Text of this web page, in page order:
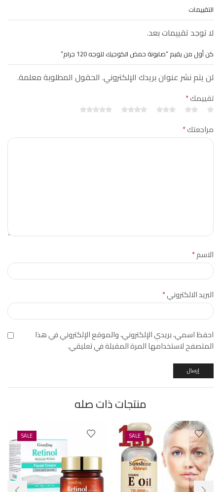
التقييمات
لا توجد تقييمات بعد.
كن أول من يقيم “صابونة حمض الكوجيك للوجه 120 جرام”
لن يتم نشر عنوان بريدك الإلكتروني. الحقول المطلوبة معلمة.
تقييمك*
مراجعتك*
الاسم*
البريد الالكتروني*
احفظ اسمي، بريدي الإلكتروني، والموقع الإلكتروني في هذا
المتصفح لاستخدامها المرة المقبلة في تعليقي.
منتجات ذات صله
SALE
SALE